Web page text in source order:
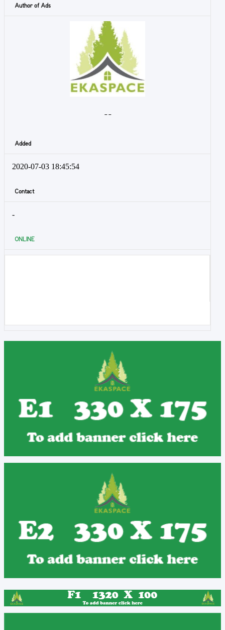
Author of Ads
- -
Added
2020-07-03 18:45:54
Contact
-
ONLINE